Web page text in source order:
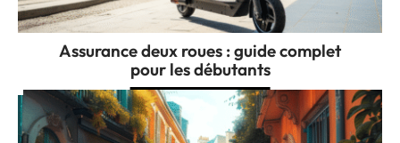
Assurance deux roues : guide complet
pour les débutants